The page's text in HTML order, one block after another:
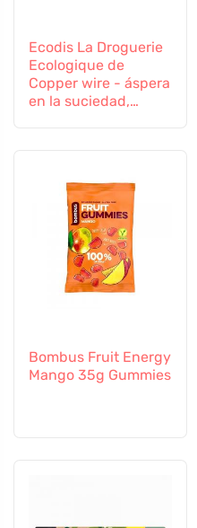
Ecodis La Droguerie
Ecologique de
Copper wire - áspera
en la suciedad,
Bombus Fruit Energy
Mango 35g Gummies